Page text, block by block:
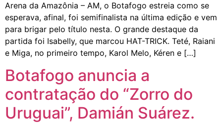
Arena da Amazônia – AM, o Botafogo estreia como se
esperava, afinal, foi semifinalista na última edição e vem
para brigar pelo título nesta. O grande destaque da
partida foi Isabelly, que marcou HAT-TRICK. Teté, Raiani
e Miga, no primeiro tempo, Karol Melo, Kéren e […]
Botafogo anuncia a
contratação do “Zorro do
Uruguai”, Damián Suárez.